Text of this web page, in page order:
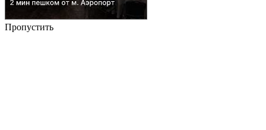
Пропустить